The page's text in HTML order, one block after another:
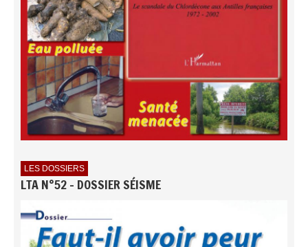
LES DOSSIERS
LTA N°52 - DOSSIER SÉISME